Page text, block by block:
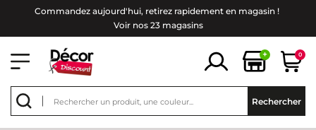
Commandez aujourd'hui, retirez rapidement en magasin !
Voir nos 23 magasins
+ 0
Rechercher